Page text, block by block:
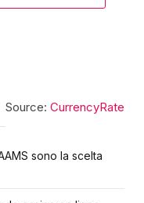
Source: CurrencyRate
sono la scelta